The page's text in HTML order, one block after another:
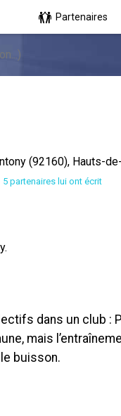
Partenaires
(92160), Hauts-
5 partenaires lui ont écrit
dans un club :
mais
buisson.